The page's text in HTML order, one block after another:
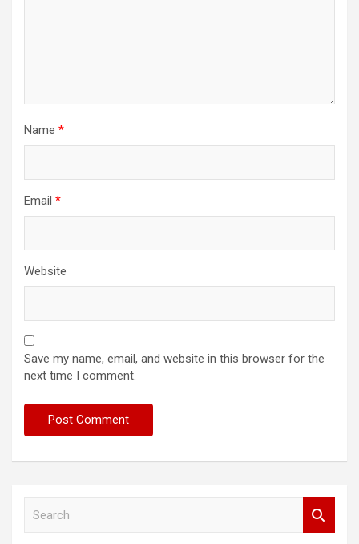
Name *
Email *
Website
Save my name, email, and website in this browser for the
next time I comment.